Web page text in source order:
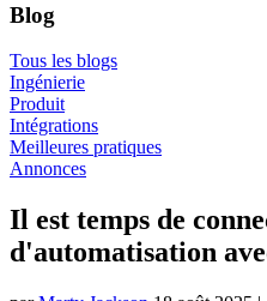
Blog
Tous les blogs
Ingénierie
Produit
Intégrations
Meilleures pratiques
Annonces
Il est temps de
d'automatisation